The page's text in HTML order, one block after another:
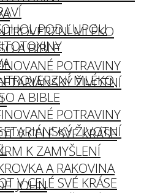
MLÉKO
A BIBLE
POTRAVINY
ŽIVOTNÍ
V CELÉ SVÉ KRÁSE
K ZAMYŠLENÍ
A RAKOVINA
JOHN
POD LUPOU
MLÉKO
A BIBLE
POTRAVINY
ŽIVOTNÍ
V CELÉ SVÉ KRÁSE